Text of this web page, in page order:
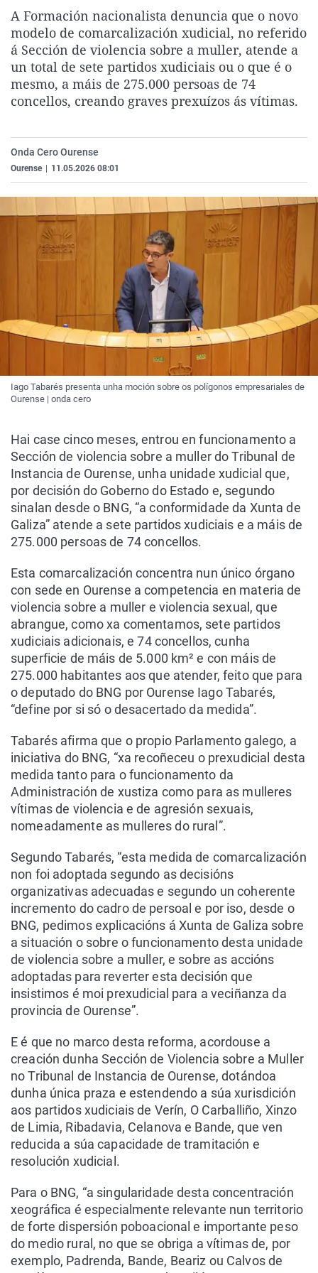
La rosa de los vientos
Gente viajera
Como el perro y el
Caso
Retornados
Equipo de
Operación Viuda
Extremadura
Galicia
La Rioja
Navarra
Virales
Televisión
Elecciones
A Formación nacionalista denuncia que o novo
modelo de comarcalización xudicial, no referido
á Sección de violencia sobre a muller, atende a
un total de sete partidos xudiciais ou o que é o
mesmo, a máis de 275.000 persoas de 74
concellos, creando graves prexuízos ás vítimas.
Onda Cero Ourense
Ourense 11.05.2026 08:01
Iago Tabarés presenta unha moción sobre os polígonos empresariales de
Ourense | onda cero
Hai case cinco meses, entrou en funcionamento a
Sección de violencia sobre a muller do Tribunal de
Instancia de Ourense, unha unidade xudicial que,
por decisión do Goberno do Estado e, segundo
sinalan desde o BNG, “a conformidade da Xunta de
Galiza” atende a sete partidos xudiciais e a máis de
275.000 persoas de 74 concellos.
Esta comarcalización concentra nun único órgano
con sede en Ourense a competencia en materia de
violencia sobre a muller e violencia sexual, que
abrangue, como xa comentamos, sete partidos
xudiciais adicionais, e 74 concellos, cunha
superficie de máis de 5.000 km² e con máis de
275.000 habitantes aos que atender, feito que para
o deputado do BNG por Ourense Iago Tabarés,
“define por si só o desacertado da medida”.
Tabarés afirma que o propio Parlamento galego, a
iniciativa do BNG, “xa recoñeceu o prexudicial desta
medida tanto para o funcionamento da
Administración de xustiza como para as mulleres
vítimas de violencia e de agresión sexuais,
nomeadamente as mulleres do rural”.
Segundo Tabarés, “esta medida de comarcalización
non foi adoptada segundo as decisións
organizativas adecuadas e segundo un coherente
incremento do cadro de persoal e por iso, desde o
BNG, pedimos explicacións á Xunta de Galiza sobre
a situación o sobre o funcionamento desta unidade
de violencia sobre a muller, e sobre as accións
adoptadas para reverter esta decisión que
insistimos é moi prexudicial para a veciñanza da
provincia de Ourense”.
E é que no marco desta reforma, acordouse a
creación dunha Sección de Violencia sobre a Muller
no Tribunal de Instancia de Ourense, dotándoa
dunha única praza e estendendo a súa xurisdición
aos partidos xudiciais de Verín, O Carballiño, Xinzo
de Limia, Ribadavia, Celanova e Bande, que ven
reducida a súa capacidade de tramitación e
resolución xudicial.
Para o BNG, “a singularidade desta concentración
xeográfica é especialmente relevante nun territorio
de forte dispersión poboacional e importante peso
do medio rural, no que se obriga a vítimas de, por
exemplo, Padrenda, Bande, Beariz ou Calvos de